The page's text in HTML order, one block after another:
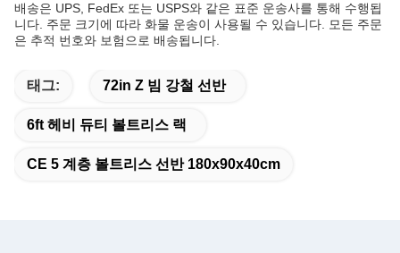
배송은 UPS, FedEx 또는 USPS와 같은 표준 운송사를 통해 수행됩
니다. 주문 크기에 따라 화물 운송이 사용될 수 있습니다. 모든 주문
은 추적 번호와 보험으로 배송됩니다.
태그: 72in Z 빔 강철 선반
6ft 헤비 듀티 볼트리스 랙
CE 5 계층 볼트리스 선반 180x90x40cm